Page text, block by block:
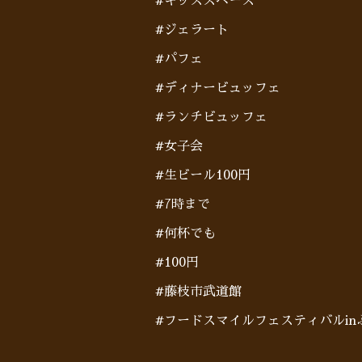
#ジェラート
#パフェ
#ディナービュッフェ
#ランチビュッフェ
#女子会
#生ビール100円
#7時まで
#何杯でも
#100円
#藤枝市武道館
#フードスマイルフェスティバルin